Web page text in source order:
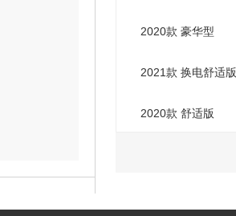
2020款 豪华型
2021款 换电舒适版
2020款 舒适版